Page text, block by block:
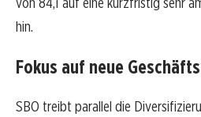
hin.
Fokus auf neue
SBO treibt parallel die